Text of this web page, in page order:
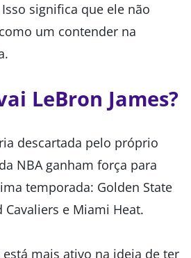
significa que ele não
um contender na
LeBron James?
descartada pelo próprio
NBA ganham força para
temporada: Golden State
e Miami Heat.
mais ativo na ideia de ter